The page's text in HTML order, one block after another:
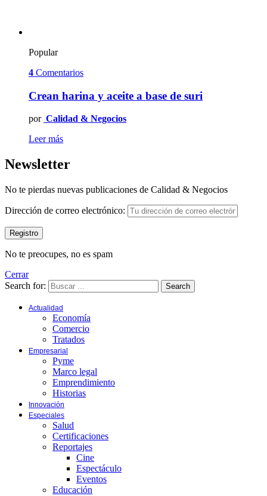
Popular
4 Comentarios
Crean harina y aceite a base de suri
por Calidad & Negocios
Leer más
Newsletter
No te pierdas nuevas publicaciones de Calidad & Negocios
Dirección de correo electrónico:
No te preocupes, no es spam
Cerrar
Search for:
Search
Actualidad
Economía
Comercio
Tratados
Empresarial
Pyme
Marco legal
Emprendimiento
Historias
Innovación
Especiales
Salud
Certificaciones
Reportajes
Cine
Espectáculo
Eventos
Educación